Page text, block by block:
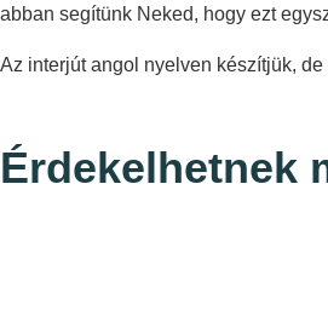
abban segítünk Neked, hogy ezt
Az interjút angol nyelven készítjük,
Érdekelhetnek